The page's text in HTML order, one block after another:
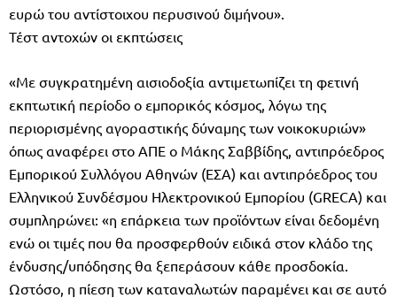
ευρώ του αντίστοιχου περυσινού διμήνου».
Τέστ αντοχών οι εκπτώσεις
«Με συγκρατημένη αισιοδοξία αντιμετωπίζει τη φετινή
εκπτωτική περίοδο ο εμπορικός κόσμος, λόγω της
περιορισμένης αγοραστικής δύναμης των νοικοκυριών»
όπως αναφέρει στο ΑΠΕ ο Μάκης Σαββίδης, αντιπρόεδρος
Εμπορικού Συλλόγου Αθηνών (ΕΣΑ) και αντιπρόεδρος του
Ελληνικού Συνδέσμου Ηλεκτρονικού Εμπορίου (GRECA) και
συμπληρώνει: «η επάρκεια των προϊόντων είναι δεδομένη
ενώ οι τιμές που θα προσφερθούν ειδικά στον κλάδο της
ένδυσης/υπόδησης θα ξεπεράσουν κάθε προσδοκία.
Ωστόσο, η πίεση των καταναλωτών παραμένει και σε αυτό